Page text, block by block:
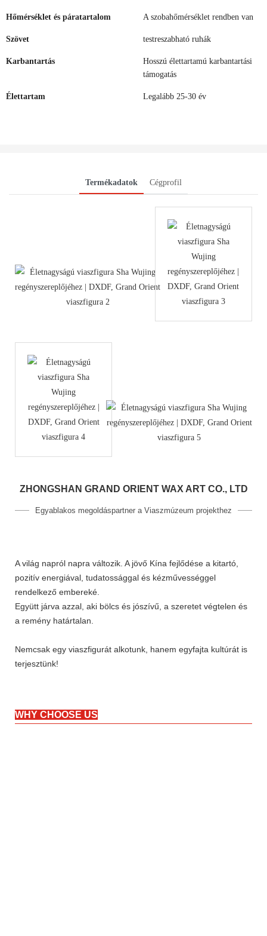
Hőmérséklet és páratartalom A szobahőmérséklet rendben van
Szövet testreszabható ruhák
Karbantartás
Hosszú élettartamú karbantartási
támogatás
Élettartam Legalább 25-30 év
Termékadatok Cégprofil
ZHONGSHAN GRAND ORIENT WAX ART CO., LTD
Egyablakos megoldáspartner a Viaszmúzeum projekthez
A világ napról napra változik. A jövő Kína fejlődése a kitartó,
pozitív energiával, tudatossággal és kézművességgel
rendelkező embereké.
Együtt járva azzal, aki bölcs és jószívű, a szeretet végtelen és
a remény határtalan.
Nemcsak egy viaszfigurát alkotunk, hanem egyfajta kultúrát is
terjesztünk!
WHY CHOOSE US